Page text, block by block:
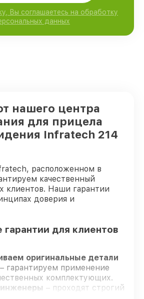
Вы соглашаетесь на обработку
данных
нашего центра
для прицела
Infratech 214
расположенном в
качественный
клиентов. Наши гарантии
доверия и
гарантии для клиентов
оригинальные детали
– гарантируем применение
комплектующих.
– проходят строгий